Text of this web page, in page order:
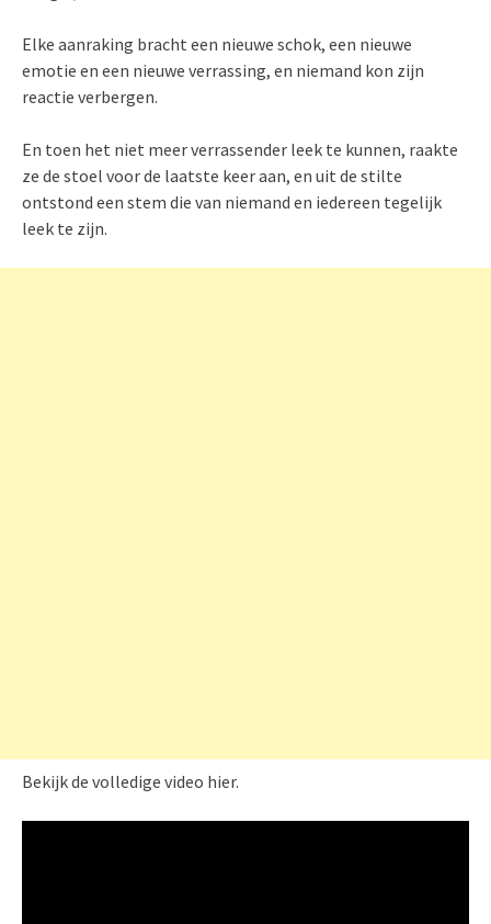
Elke aanraking bracht een nieuwe schok, een nieuwe
emotie en een nieuwe verrassing, en niemand kon zijn
reactie verbergen.
En toen het niet meer verrassender leek te kunnen, raakte
ze de stoel voor de laatste keer aan, en uit de stilte
ontstond een stem die van niemand en iedereen tegelijk
leek te zijn.
Bekijk de volledige video hier.